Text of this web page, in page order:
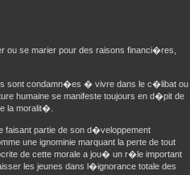
ou se marier pour des raisons financi�res,
sont condamn�es � vivre dans le c�libat ou
humaine se manifeste toujours en d�pit de
la moralit�.
faisant partie de son d�veloppement
une ignominie marquant la perte de tout
de cette morale a jou� un r�le important
les jeunes dans l�ignorance totale des